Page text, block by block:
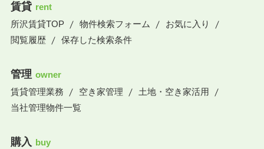
賃貸 rent
所沢賃貸TOP
物件検索フォーム
お気に入り
閲覧履歴
保存した検索条件
管理 owner
賃貸管理業務
空き家管理
土地・空き家活用
当社管理物件一覧
購入 buy